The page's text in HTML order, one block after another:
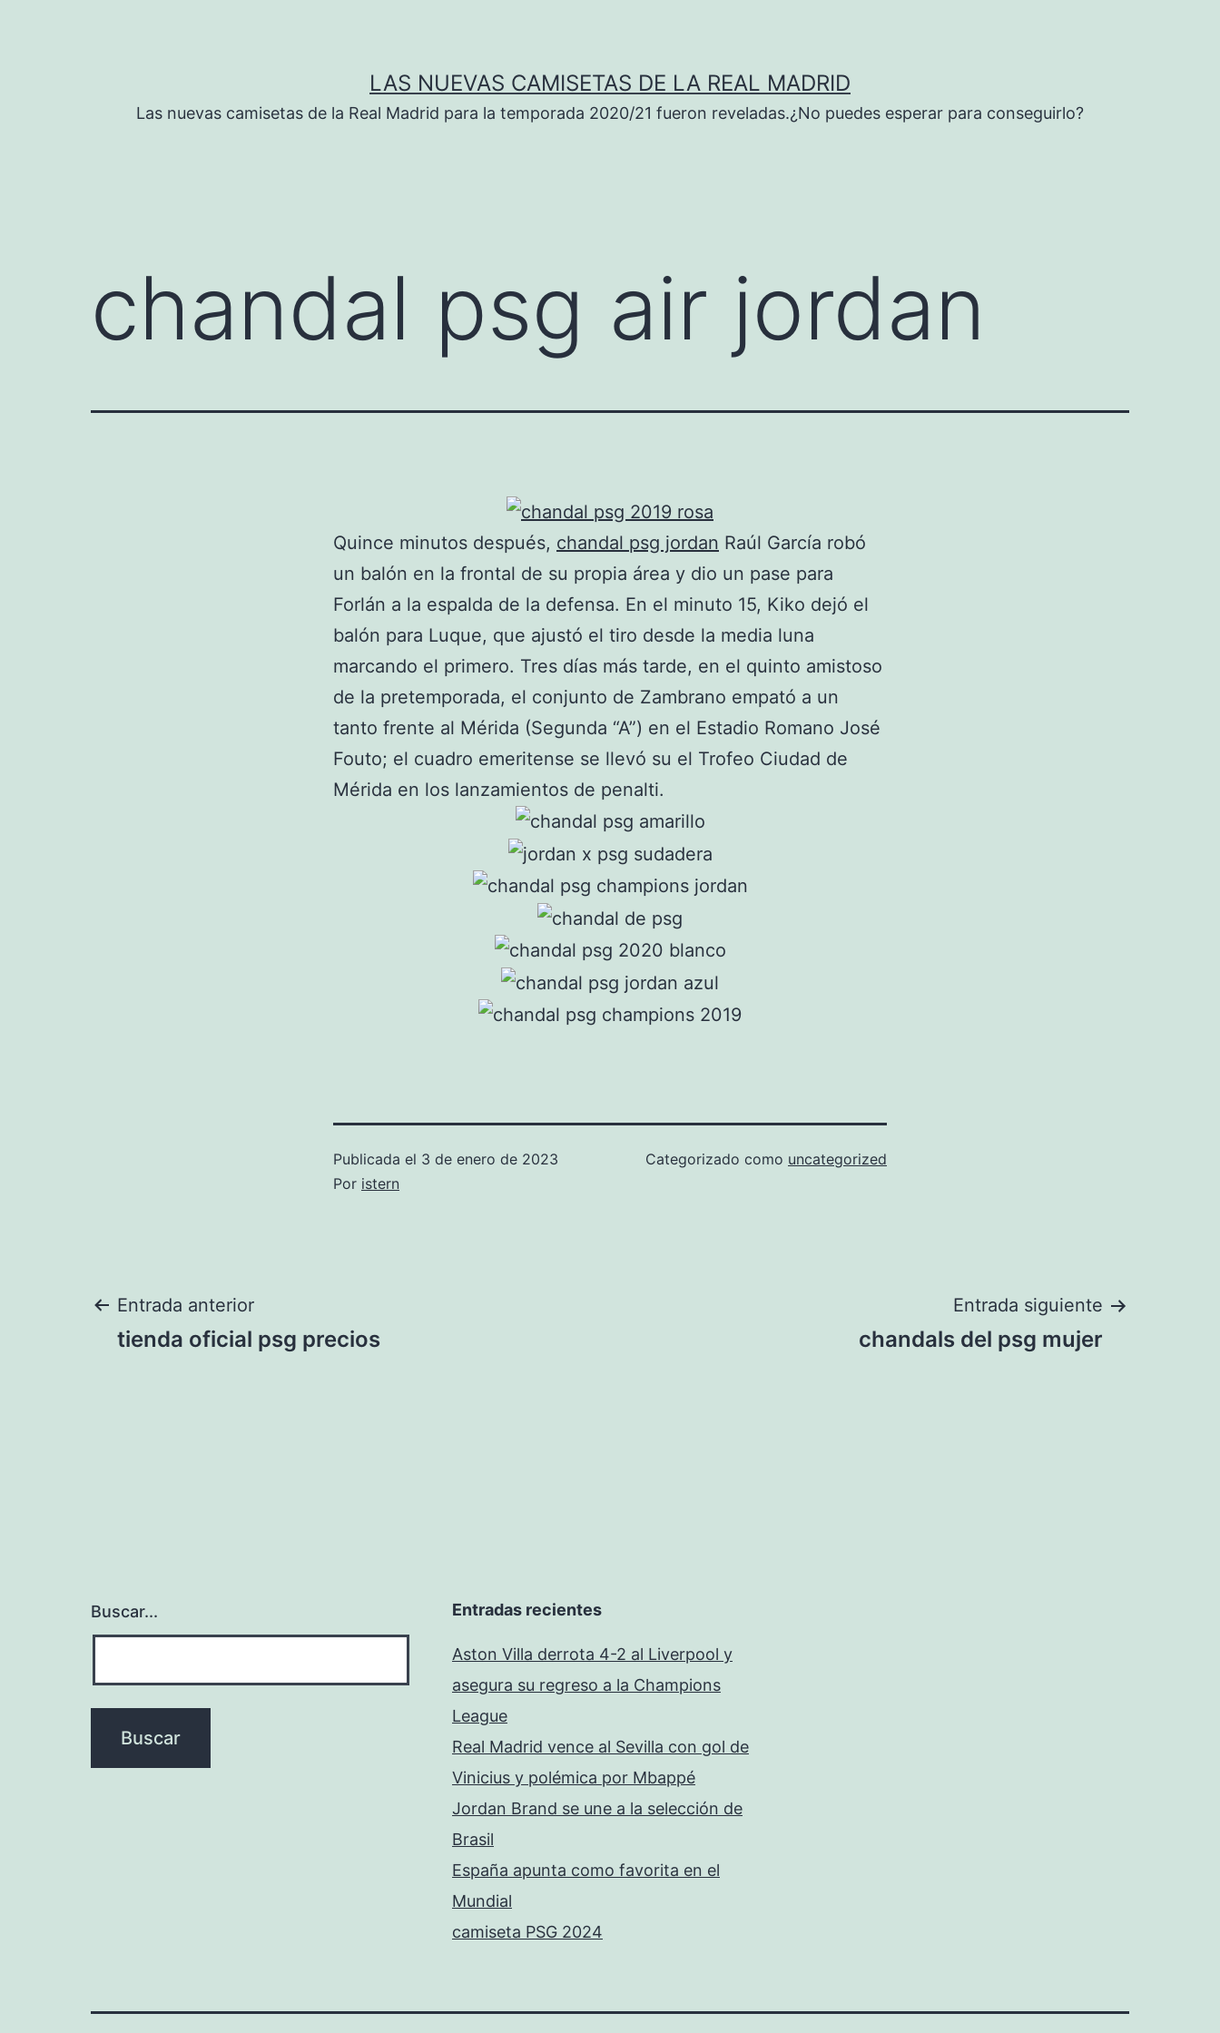
LAS NUEVAS CAMISETAS DE LA REAL MADRID
Las nuevas camisetas de la Real Madrid para la temporada 2020/21 fueron reveladas.¿No puedes esperar para conseguirlo?
chandal psg air jordan
Quince minutos después, chandal psg jordan Raúl García robó
un balón en la frontal de su propia área y dio un pase para
Forlán a la espalda de la defensa. En el minuto 15, Kiko dejó el
balón para Luque, que ajustó el tiro desde la media luna
marcando el primero. Tres días más tarde, en el quinto amistoso
de la pretemporada, el conjunto de Zambrano empató a un
tanto frente al Mérida (Segunda “A”) en el Estadio Romano José
Fouto; el cuadro emeritense se llevó su el Trofeo Ciudad de
Mérida en los lanzamientos de penalti.
Publicada el 3 de enero de 2023
Por istern
Categorizado como uncategorized
Navegación
Entrada anterior
tienda oficial psg precios
Entrada siguiente
chandals del psg mujer
Buscar... Entradas recientes
Aston Villa derrota 4-2 al Liverpool y
asegura su regreso a la Champions
League
Real Madrid vence al Sevilla con gol de
Vinicius y polémica por Mbappé
Jordan Brand se une a la selección de
Brasil
España apunta como favorita en el
Mundial
camiseta PSG 2024